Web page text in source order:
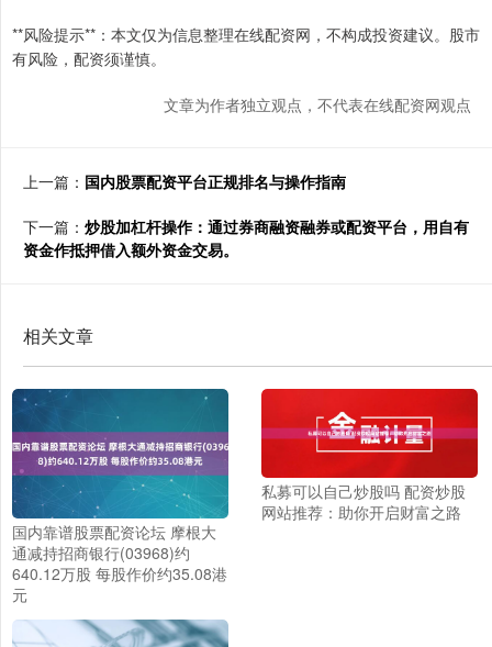
**风险提示**：本文仅为信息整理在线配资网，不构成投资建议。股市
有风险，配资须谨慎。
文章为作者独立观点，不代表在线配资网观点
上一篇： 国内股票配资平台正规排名与操作指南
下一篇： 炒股加杠杆操作：通过券商融资融券或配资平台，用自有
资金作抵押借入额外资金交易。
相关文章
国内靠谱股票配资论坛 摩根大
通减持招商银行(03968)约
640.12万股 每股作价约35.08港
元
私募可以自己炒股吗 配资炒股
网站推荐：助你开启财富之路